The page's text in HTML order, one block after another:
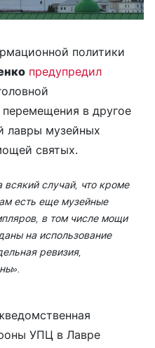
политики
предупредил
перемещения в другое
лавры музейных
святых.
случай, что кроме
есть еще музейные
в том числе мощи
на использование
ревизия,
УПЦ в Лавре